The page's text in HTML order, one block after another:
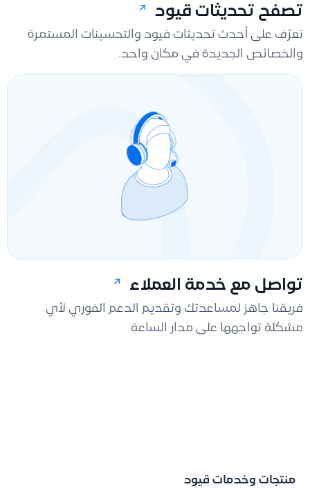
تصفح تحديثات قيود
تعرّف على أحدث تحديثات فيود والتحسينات المستمرة
والخصائص الجديدة في مكان واحد.
تواصل مع خدمة العملاء
فريقنا جاهز لمساعدتك وتقديم الدعم الفوري لأي
مشكلة تواجهها على مدار الساعة
منتجات وخدمات قيود